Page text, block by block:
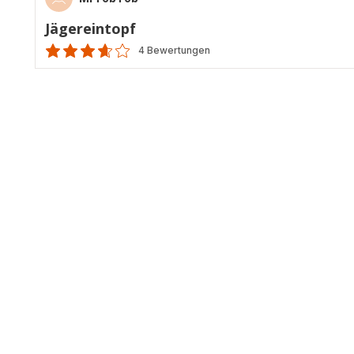
Jägereintopf
ratings.3.6
4 Bewertungen